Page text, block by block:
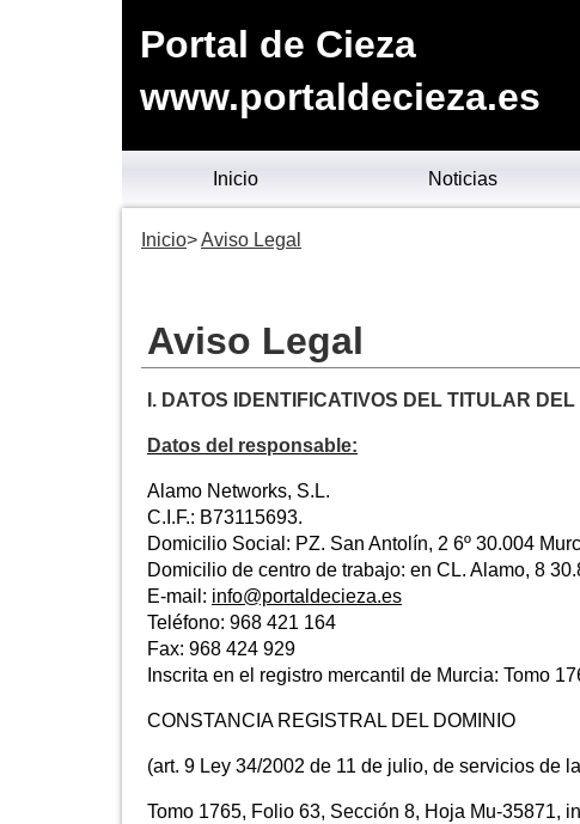
Portal de Cieza
www.portaldecieza.es
Inicio Noticias
Inicio Aviso Legal
Aviso Legal
I. DATOS IDENTIFICATIVOS DEL TITULAR
Datos del responsable:
Alamo Networks, S.L.
C.I.F.: B73115693.
Domicilio Social: PZ. San Antolín, 2 6º 30.004
Domicilio de centro de trabajo: en CL. Alamo, 8
E-mail: info@portaldecieza.es
Teléfono: 968 421 164
Fax: 968 424 929
Inscrita en el registro mercantil de Murcia: Tomo
CONSTANCIA REGISTRAL DEL DOMINIO
(art. 9 Ley 34/2002 de 11 de julio, de servicios de
Tomo 1765, Folio 63, Sección 8, Hoja Mu-35871,